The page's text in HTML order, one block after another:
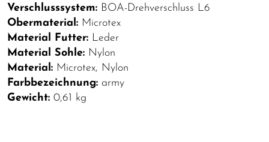
Verschlusssystem: BOA-Drehverschluss L6
Obermaterial: Microtex
Material Futter: Leder
Material Sohle: Nylon
Material: Microtex, Nylon
Farbbezeichnung: army
Gewicht: 0,61 kg